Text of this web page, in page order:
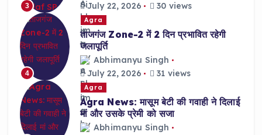
3
July 22, 2026
30 views
4
Agra
ताजगंज Zone-2 में 2 दिन प्रभावित रहेगी
जलापूर्ति
Abhimanyu Singh
July 22, 2026
31 views
Agra
Agra News: मासूम बेटी की गवाही ने दिलाई
मां और उसके प्रेमी को सजा
Abhimanyu Singh